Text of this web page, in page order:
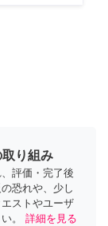
り組み
評価・完了後
恐れや、少し
ストやユーザ
。
詳細を見る